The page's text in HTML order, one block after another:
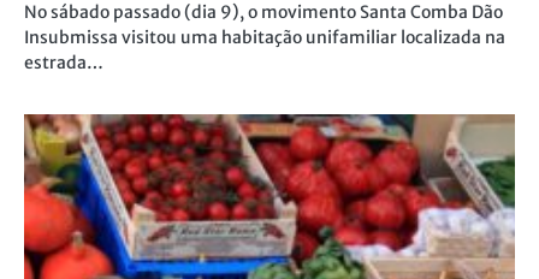
No sábado passado (dia 9), o movimento Santa Comba Dão
Insubmissa visitou uma habitação unifamiliar localizada na
estrada…